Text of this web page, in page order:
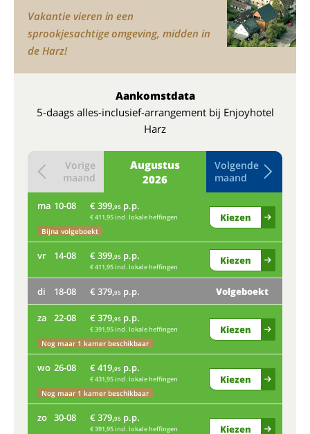
Vakantie vieren in een
sprookjesachtige omgeving, midden in
de Harz!
Aankomstdata
5-daags alles-inclusief-arrangement bij Enjoyhotel
Harz
Augustus
2026
Vorige
maand
Volgende
maand
ma 10-08 € 399,95 p.p.
€ 411,95 incl. lokale heffingen
Bijna volgeboekt
Kiezen
vr 14-08 € 399,95 p.p.
€ 411,95 incl. lokale heffingen
Kiezen
di 18-08 € 379,95 p.p. Volgeboekt
za 22-08 € 379,95 p.p.
€ 391,95 incl. lokale heffingen
Nog maar 1 kamer beschikbaar
Kiezen
wo 26-08 € 419,95 p.p.
€ 431,95 incl. lokale heffingen
Nog maar 1 kamer beschikbaar
Kiezen
zo 30-08 € 379,95 p.p.
€ 391,95 incl. lokale heffingen Kiezen